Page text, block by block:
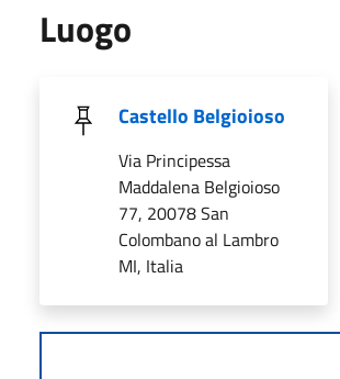
Luogo
Castello Belgioioso
Via Principessa
Maddalena Belgioioso
77, 20078 San
Colombano al Lambro
MI, Italia